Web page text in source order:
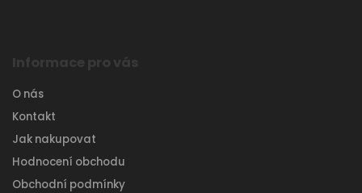
Informace pro vás
O nás
Kontakt
Jak nakupovat
Hodnocení obchodu
Obchodní podmínky